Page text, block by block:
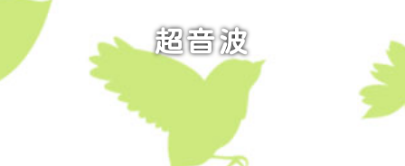
超音波